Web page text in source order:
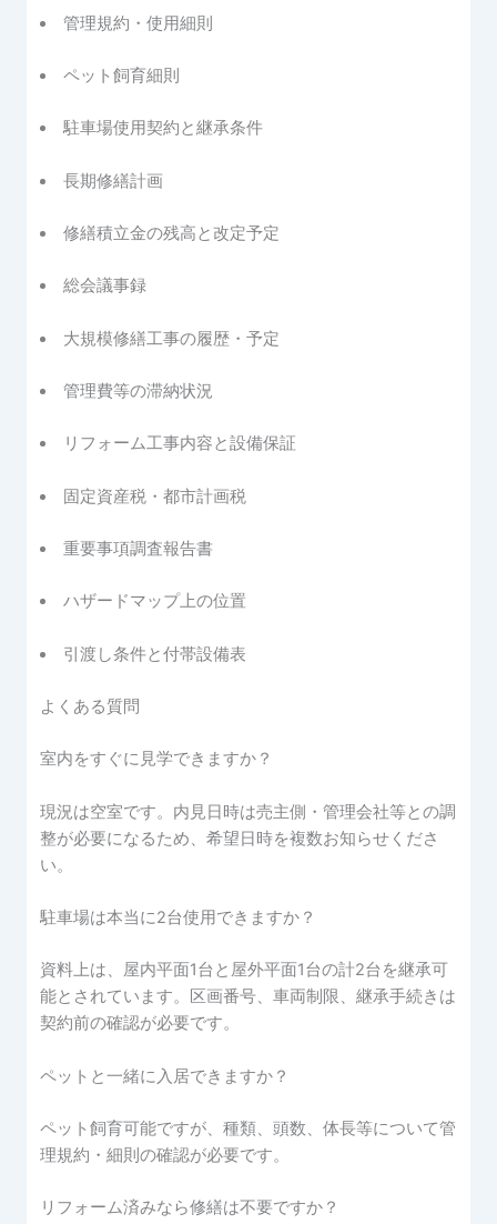
管理規約・使用細則
ペット飼育細則
駐車場使用契約と継承条件
長期修繕計画
修繕積立金の残高と改定予定
総会議事録
大規模修繕工事の履歴・予定
管理費等の滞納状況
リフォーム工事内容と設備保証
固定資産税・都市計画税
重要事項調査報告書
ハザードマップ上の位置
引渡し条件と付帯設備表
よくある質問
室内をすぐに見学できますか？
現況は空室です。内見日時は売主側・管理会社等との調
整が必要になるため、希望日時を複数お知らせくださ
い。
駐車場は本当に2台使用できますか？
資料上は、屋内平面1台と屋外平面1台の計2台を継承可
能とされています。区画番号、車両制限、継承手続きは
契約前の確認が必要です。
ペットと一緒に入居できますか？
ペット飼育可能ですが、種類、頭数、体長等について管
理規約・細則の確認が必要です。
リフォーム済みなら修繕は不要ですか？